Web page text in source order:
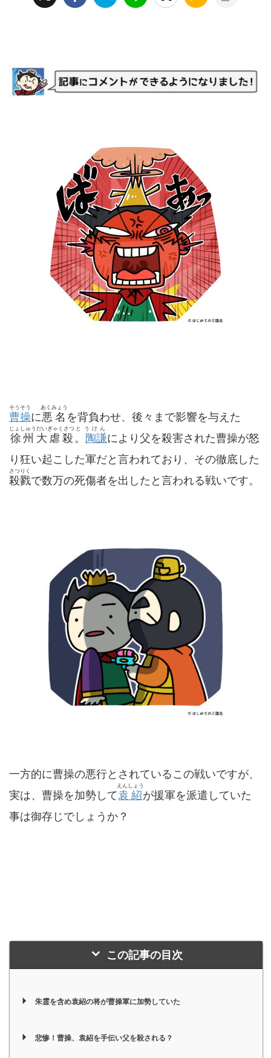
曹操
そうそう
に悪名
あくみょう
を背負わせ、後々まで影響を与えた
徐州大虐殺
じょしゅうだいぎゃくさつ
。 陶謙
とうけん
により父を殺害された曹操が怒
り狂い起こした軍だと言われており、その徹底した
殺戮
さつりく
で数万の死傷者を出したと言われる戦いです。
一方的に曹操の悪行とされているこの戦いですが、
実は、曹操を加勢して袁紹
えんしょう
が援軍を派遣していた
事は御存じでしょうか？
この記事の目次
朱霊を含め袁紹の将が曹操軍に加勢していた
悲惨！曹操、袁紹を手伝い父を殺される？